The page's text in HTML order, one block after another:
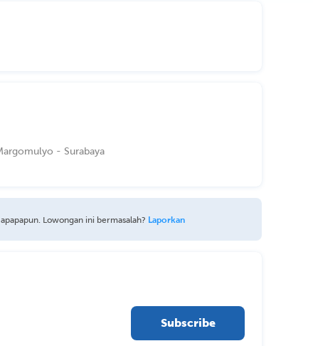
- Surabaya
Lowongan ini bermasalah? Laporkan
Subscribe